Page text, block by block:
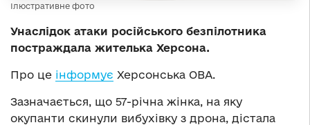
Ілюстративне фото
Унаслідок атаки російського безпілотника
постраждала жителька Херсона.
Про це інформує Херсонська ОВА.
Зазначається, що 57-річна жінка, на яку
окупанти скинули вибухівку з дрона, дістала